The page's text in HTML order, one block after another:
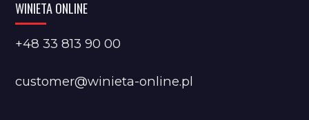
WINIETA ONLINE
+48 33 813 90 00
customer@winieta-online.pl